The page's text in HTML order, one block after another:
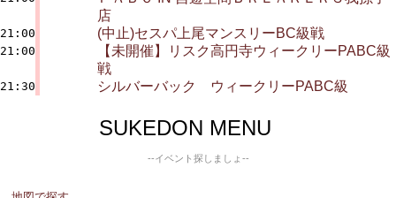
店
21:00 (中止)セスパ上尾マンスリーBC級戦
21:00
【未開催】リスク高円寺ウィークリーPABC級
戦
21:30 シルバーバック ウィークリーPABC級
SUKEDON MENU
--イベント探しましょ--